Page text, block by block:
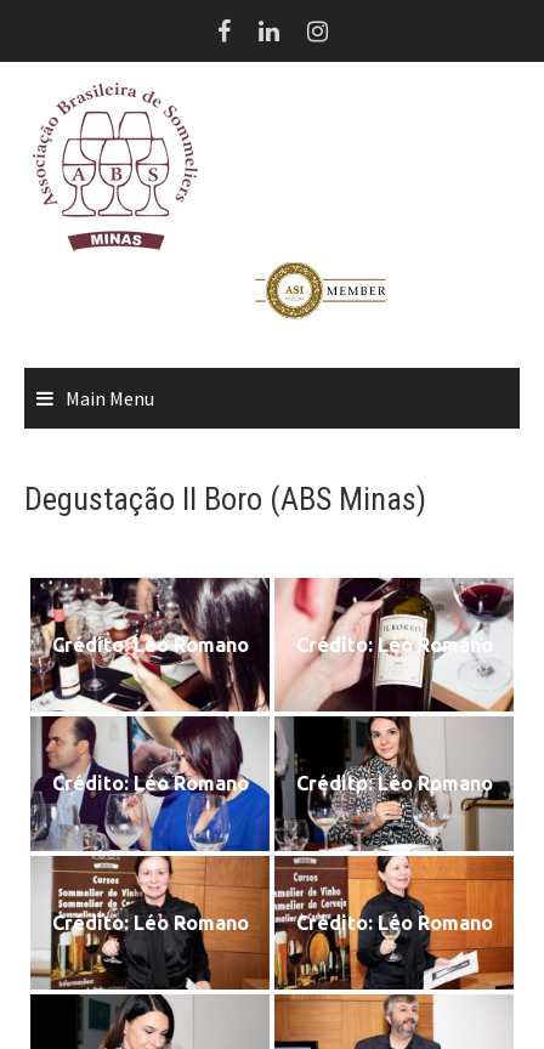
Main Menu
Degustação Il Boro (ABS Minas)
Crédito: Léo Romano Crédito: Léo Romano
Crédito: Léo Romano Crédito: Léo Romano
Crédito: Léo Romano Crédito: Léo Romano